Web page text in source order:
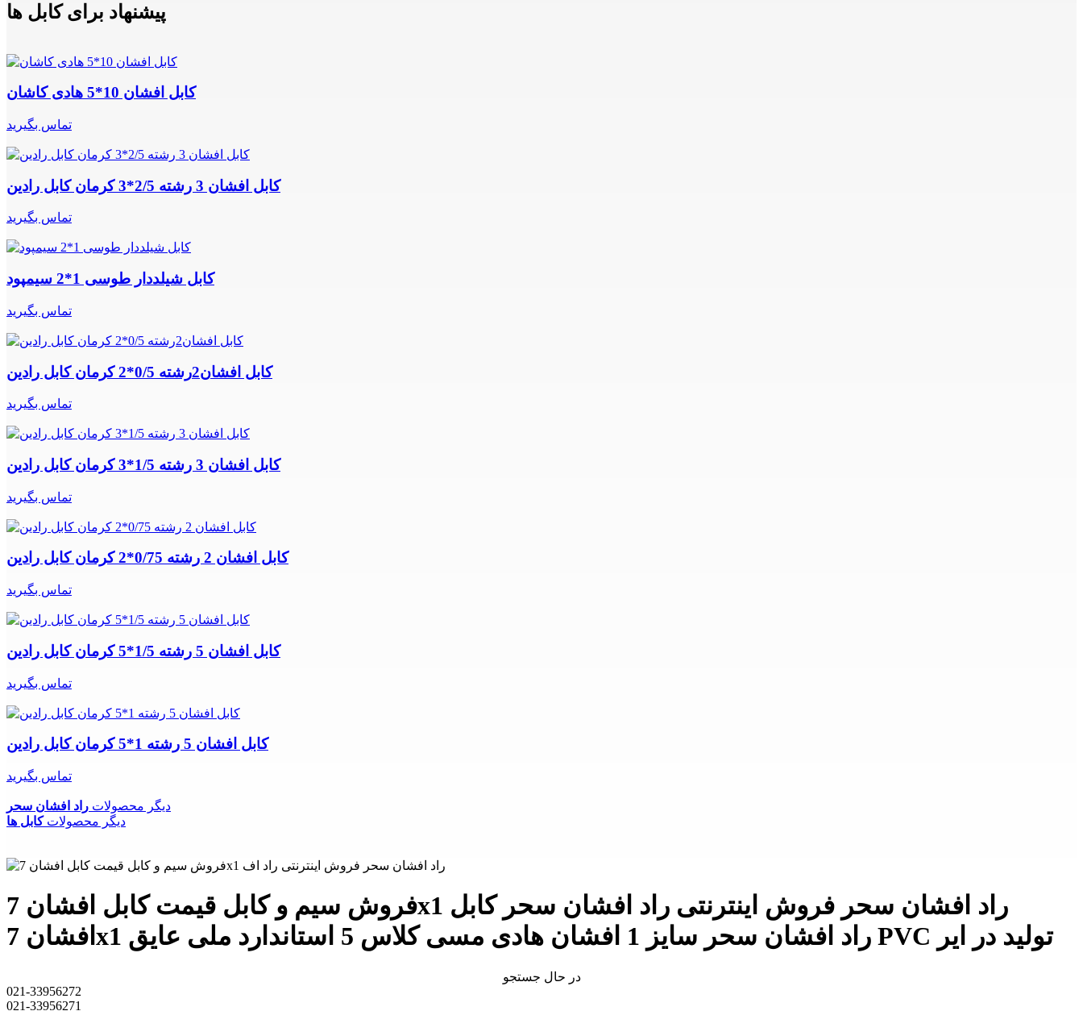
پیشنهاد برای کابل ها
کابل افشان 10*5 هادی کاشان
تماس بگیرید
کابل افشان 3 رشته 2/5*3 کرمان کابل رادین
تماس بگیرید
کابل شیلددار طوسی 1*2 سیمپود
تماس بگیرید
کابل افشان2رشته 0/5*2 کرمان کابل رادین
تماس بگیرید
کابل افشان 3 رشته 1/5*3 کرمان کابل رادین
تماس بگیرید
کابل افشان 2 رشته 0/75*2 کرمان کابل رادین
تماس بگیرید
کابل افشان 5 رشته 1/5*5 کرمان کابل رادین
تماس بگیرید
کابل افشان 5 رشته 1*5 کرمان کابل رادین
تماس بگیرید
دیگر محصولات راد افشان سحر
دیگر محصولاتکابل ها
فروش سیم و کابل قیمت کابل افشان 7x1 راد افشان سحر فروش اینترنتی راد افشان سحر کابل
افشان 7x1 راد افشان سحر سایز 1 افشان هادی مسی کلاس 5 استاندارد ملی عایق PVC تولید در ایر
در حال جستجو
021-33956272
021-33956271